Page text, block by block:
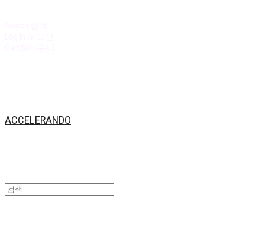
ACCELERANDO